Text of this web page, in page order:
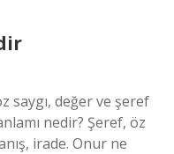
saygı, değer ve şeref
nedir? Şeref, öz
irade. Onur ne